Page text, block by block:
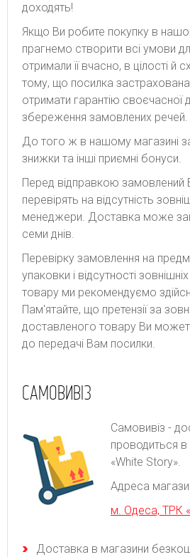
доходять!
Якщо Ви робите покупку в
прагнемо створити всі умови
отримали її вчасно, в цілості й
тому, що посилка
отримати гарантію своєчасної
збереження замовлених речей.
До того ж в нашому магазині
знижки та інші приємні бонуси.
Перед відправкою замовлений
перевірять на відсутність
менеджери. Доставка може
семи днів.
Перевірку замовлення на
упаковки і відсутності
товару ми рекомендуємо
Пам'ятайте, що претензії за
доставленого товару Ви
до передачі Вам посилки.
САМОВИВІЗ
Самовивіз -
проводиться в
«White Story».
Адреса
м. Одеса, ТРК
Доставка в магазини